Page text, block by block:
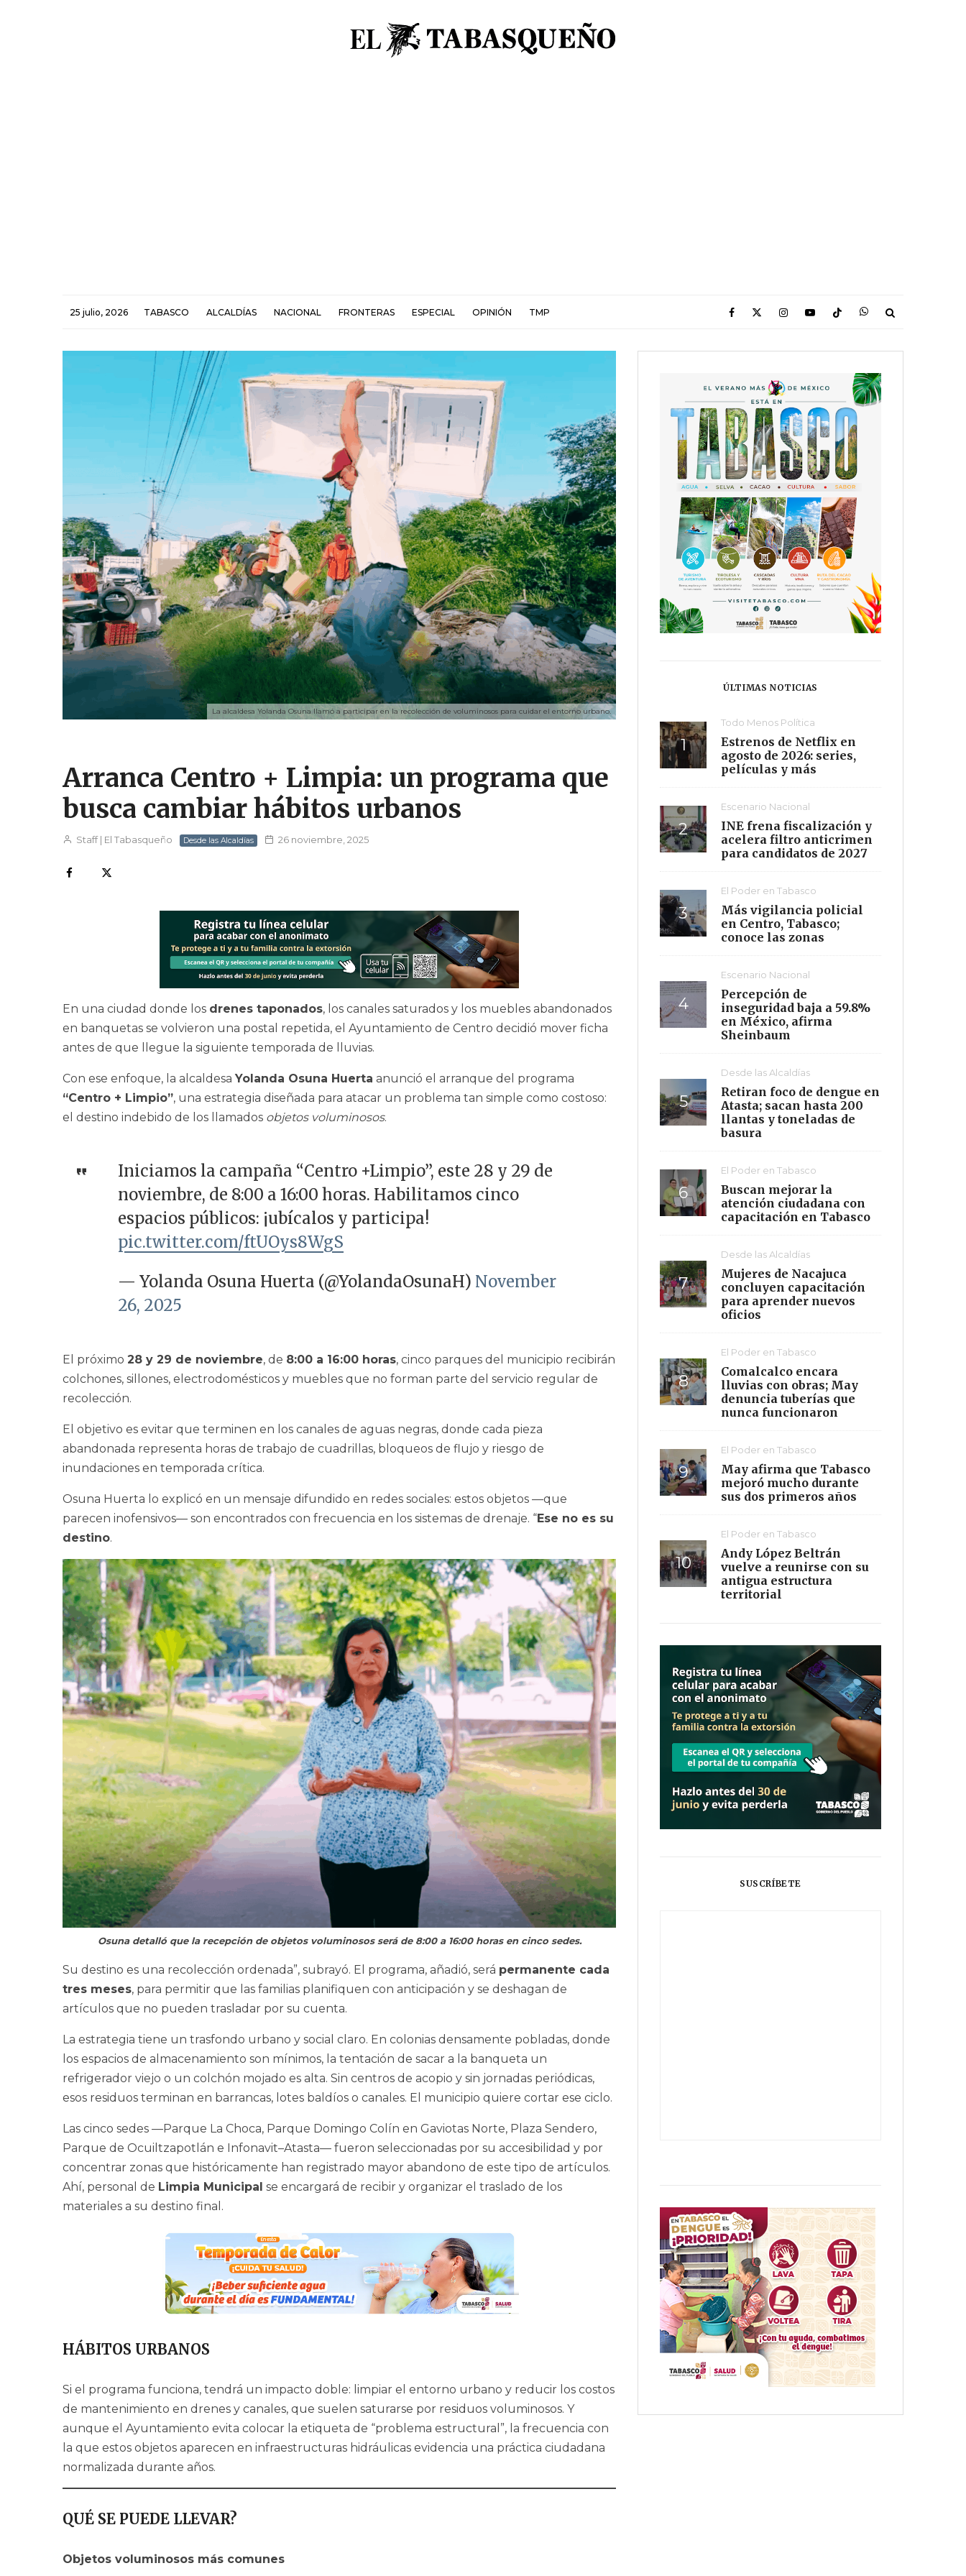
25 julio, 2026 TABASCO ALCALDÍAS NACIONAL FRONTERAS ESPECIAL OPINIÓN TMP
La alcaldesa Yolanda Osuna llamó a participar en la recolección de voluminosos para cuidar el entorno urbano.
Arranca Centro + Limpia: un programa que
busca cambiar hábitos urbanos
Staff | El Tabasqueño Desde las Alcaldías 26 noviembre, 2025
En una ciudad donde los drenes taponados, los canales saturados y los muebles abandonados
en banquetas se volvieron una postal repetida, el Ayuntamiento de Centro decidió mover ficha
antes de que llegue la siguiente temporada de lluvias.
Con ese enfoque, la alcaldesa Yolanda Osuna Huerta anunció el arranque del programa
“Centro + Limpio”, una estrategia diseñada para atacar un problema tan simple como costoso:
el destino indebido de los llamados objetos voluminosos.
Iniciamos la campaña “Centro +Limpio”, este 28 y 29 de
noviembre, de 8:00 a 16:00 horas. Habilitamos cinco
espacios públicos: ¡ubícalos y participa!
pic.twitter.com/ftUOys8WgS
— Yolanda Osuna Huerta (@YolandaOsunaH) November
26, 2025
El próximo 28 y 29 de noviembre, de 8:00 a 16:00 horas, cinco parques del municipio recibirán
colchones, sillones, electrodomésticos y muebles que no forman parte del servicio regular de
recolección.
El objetivo es evitar que terminen en los canales de aguas negras, donde cada pieza
abandonada representa horas de trabajo de cuadrillas, bloqueos de flujo y riesgo de
inundaciones en temporada crítica.
Osuna Huerta lo explicó en un mensaje difundido en redes sociales: estos objetos —que
parecen inofensivos— son encontrados con frecuencia en los sistemas de drenaje. “Ese no es su
destino.
Osuna detalló que la recepción de objetos voluminosos será de 8:00 a 16:00 horas en cinco sedes.
Su destino es una recolección ordenada”, subrayó. El programa, añadió, será permanente cada
tres meses, para permitir que las familias planifiquen con anticipación y se deshagan de
artículos que no pueden trasladar por su cuenta.
La estrategia tiene un trasfondo urbano y social claro. En colonias densamente pobladas, donde
los espacios de almacenamiento son mínimos, la tentación de sacar a la banqueta un
refrigerador viejo o un colchón mojado es alta. Sin centros de acopio y sin jornadas periódicas,
esos residuos terminan en barrancas, lotes baldíos o canales. El municipio quiere cortar ese ciclo.
Las cinco sedes —Parque La Choca, Parque Domingo Colín en Gaviotas Norte, Plaza Sendero,
Parque de Ocuiltzapotlán e Infonavit–Atasta— fueron seleccionadas por su accesibilidad y por
concentrar zonas que históricamente han registrado mayor abandono de este tipo de artículos.
Ahí, personal de Limpia Municipal se encargará de recibir y organizar el traslado de los
materiales a su destino final.
HÁBITOS URBANOS
Si el programa funciona, tendrá un impacto doble: limpiar el entorno urbano y reducir los costos
de mantenimiento en drenes y canales, que suelen saturarse por residuos voluminosos. Y
aunque el Ayuntamiento evita colocar la etiqueta de “problema estructural”, la frecuencia con
la que estos objetos aparecen en infraestructuras hidráulicas evidencia una práctica ciudadana
normalizada durante años.
QUÉ SE PUEDE LLEVAR?
Objetos voluminosos más comunes
ÚLTIMAS NOTICIAS
Todo Menos Política
Estrenos de Netflix en
agosto de 2026: series,
películas y más
Escenario Nacional
INE frena fiscalización y
acelera filtro anticrimen
para candidatos de 2027
El Poder en Tabasco
Más vigilancia policial
en Centro, Tabasco;
conoce las zonas
Escenario Nacional
Percepción de
inseguridad baja a 59.8%
en México, afirma
Sheinbaum
Desde las Alcaldías
Retiran foco de dengue en
Atasta; sacan hasta 200
llantas y toneladas de
basura
El Poder en Tabasco
Buscan mejorar la
atención ciudadana con
capacitación en Tabasco
Desde las Alcaldías
Mujeres de Nacajuca
concluyen capacitación
para aprender nuevos
oficios
El Poder en Tabasco
Comalcalco encara
lluvias con obras; May
denuncia tuberías que
nunca funcionaron
El Poder en Tabasco
May afirma que Tabasco
mejoró mucho durante
sus dos primeros años
El Poder en Tabasco
Andy López Beltrán
vuelve a reunirse con su
antigua estructura
territorial
SUSCRÍBETE